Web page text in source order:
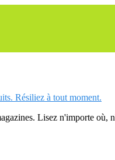
Résiliez à tout moment.
Lisez n'importe où,